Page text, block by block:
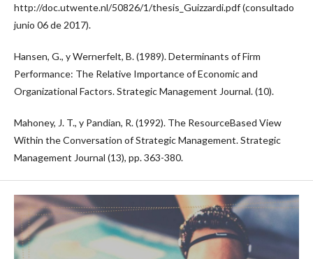
http://doc.utwente.nl/50826/1/thesis_Guizzardi.pdf (consultado
junio 06 de 2017).
Hansen, G., y Wernerfelt, B. (1989). Determinants of Firm
Performance: The Relative Importance of Economic and
Organizational Factors. Strategic Management Journal. (10).
Mahoney, J. T., y Pandian, R. (1992). The ResourceBased View
Within the Conversation of Strategic Management. Strategic
Management Journal (13), pp. 363-380.